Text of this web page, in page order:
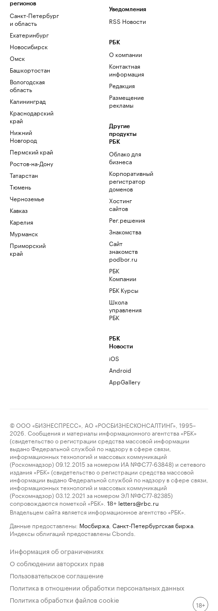
регионов
Санкт-Петербург
и область
Екатеринбург
Новосибирск
Омск
Башкортостан
Вологодская
область
Калининград
Краснодарский
край
Нижний
Новгород
Пермский край
Ростов-на-Дону
Татарстан
Тюмень
Черноземье
Кавказ
Карелия
Мурманск
Приморский
край
Уведомления
RSS Новости
РБК
О компании
Контактная
информация
Редакция
Размещение
рекламы
Другие
продукты
РБК
Облако для
бизнеса
Корпоративный
регистратор
доменов
Хостинг
сайтов
Рег.решения
Знакомства
Сайт
знакомств
podbor.ru
РБК
Компании
РБК Курсы
Школа
управления
РБК
РБК
Новости
iOS
Android
AppGallery
© ООО «БИЗНЕСПРЕСС», АО «РОСБИЗНЕСКОНСАЛТИНГ», 1995–
2026. Сообщения и материалы информационного агентства «РБК»
(свидетельство о регистрации средства массовой информации
выдано Федеральной службой по надзору в сфере связи,
информационных технологий и массовых коммуникаций
(Роскомнадзор) 09.12.2015 за номером ИА №ФС77-63848) и сетевого
издания «РБК» (свидетельство о регистрации средства массовой
информации выдано Федеральной службой по надзору в сфере связи,
информационных технологий и массовых коммуникаций
(Роскомнадзор) 03.12.2021 за номером ЭЛ №ФС77-82385)
сопровождаются пометкой «РБК».
18+ letters@rbc.ru
Владельцем сайта является информационное агентство «РБК».
Данные предоставлены: Мосбиржа Санкт-Петербургская биржа
Индексы облигаций предоставлены Cbonds.
Информация об ограничениях
О соблюдении авторских прав
Пользовательское соглашение
Политика в отношении обработки персональных данных
Политика обработки файлов cookie
18+